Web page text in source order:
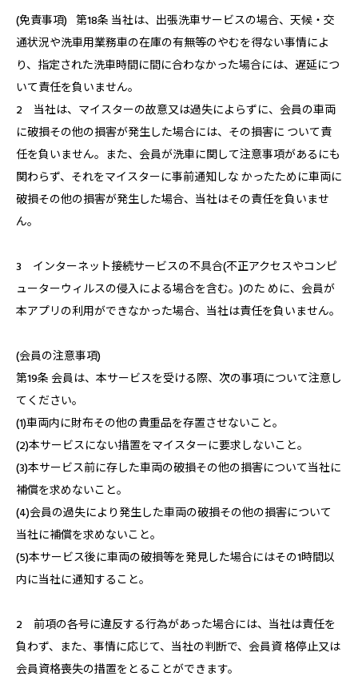
(免責事項) 第18条 当社は、出張洗車サービスの場合、天候・交
通状況や洗車用業務車の在庫の有無等のやむを得ない事情によ
り、指定された洗車時間に間に合わなかった場合には、遅延につ
いて責任を負いません。
2 当社は、マイスターの故意又は過失によらずに、会員の車両
に破損その他の損害が発生した場合には、その損害に ついて責
任を負いません。また、会員が洗車に関して注意事項があるにも
関わらず、それをマイスターに事前通知しな かったために車両に
破損その他の損害が発生した場合、当社はその責任を負いませ
ん。
3 インターネット接続サービスの不具合(不正アクセスやコンピ
ューターウィルスの侵入による場合を含む。)のた めに、会員が
本アプリの利用ができなかった場合、当社は責任を負いません。
(会員の注意事項)
第19条 会員は、本サービスを受ける際、次の事項について注意し
てください。
(1)車両内に財布その他の貴重品を存置させないこと。
(2)本サービスにない措置をマイスターに要求しないこと。
(3)本サービス前に存した車両の破損その他の損害について当社に
補償を求めないこと。
(4)会員の過失により発生した車両の破損その他の損害について
当社に補償を求めないこと。
(5)本サービス後に車両の破損等を発見した場合にはその1時間以
内に当社に通知すること。
2 前項の各号に違反する行為があった場合には、当社は責任を
負わず、また、事情に応じて、当社の判断で、会員資 格停止又は
会員資格喪失の措置をとることができます。